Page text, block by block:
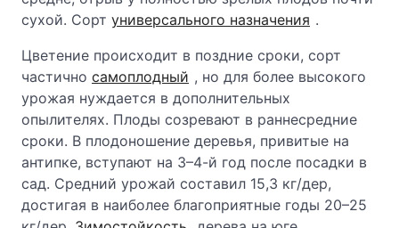
сухой. Сорт универсального назначения .
Цветение происходит в поздние сроки, сорт
частично самоплодный , но для более высокого
урожая нуждается в дополнительных
опылителях. Плоды созревают в раннесредние
сроки. В плодоношение деревья, привитые на
антипке, вступают на 3–4-й год после посадки в
сад. Средний урожай составил 15,3 кг/дер,
достигая в наиболее благоприятные годы 20–25